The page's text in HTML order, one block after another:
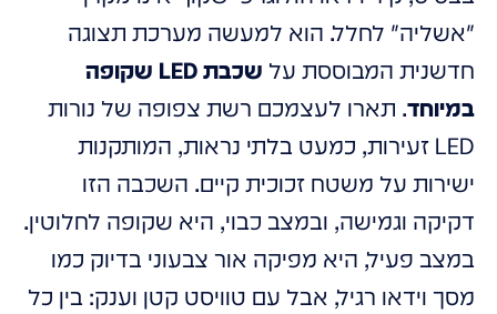
"אשליה" לחלל. הוא למעשה מערכת תצוגה
חדשנית המבוססת על
שכבת LED שקופה
במיוחד. תארו לעצמכם רשת צפופה של נורות
LED זעירות, כמעט בלתי נראות, המותקנות
ישירות על משטח זכוכית קיים. השכבה הזו
דקיקה וגמישה, ובמצב כבוי, היא שקופה לחלוטין.
במצב פעיל, היא מפיקה אור צבעוני בדיוק כמו
מסך וידאו רגיל, אבל עם טוויסט קטן וענק: בין כל